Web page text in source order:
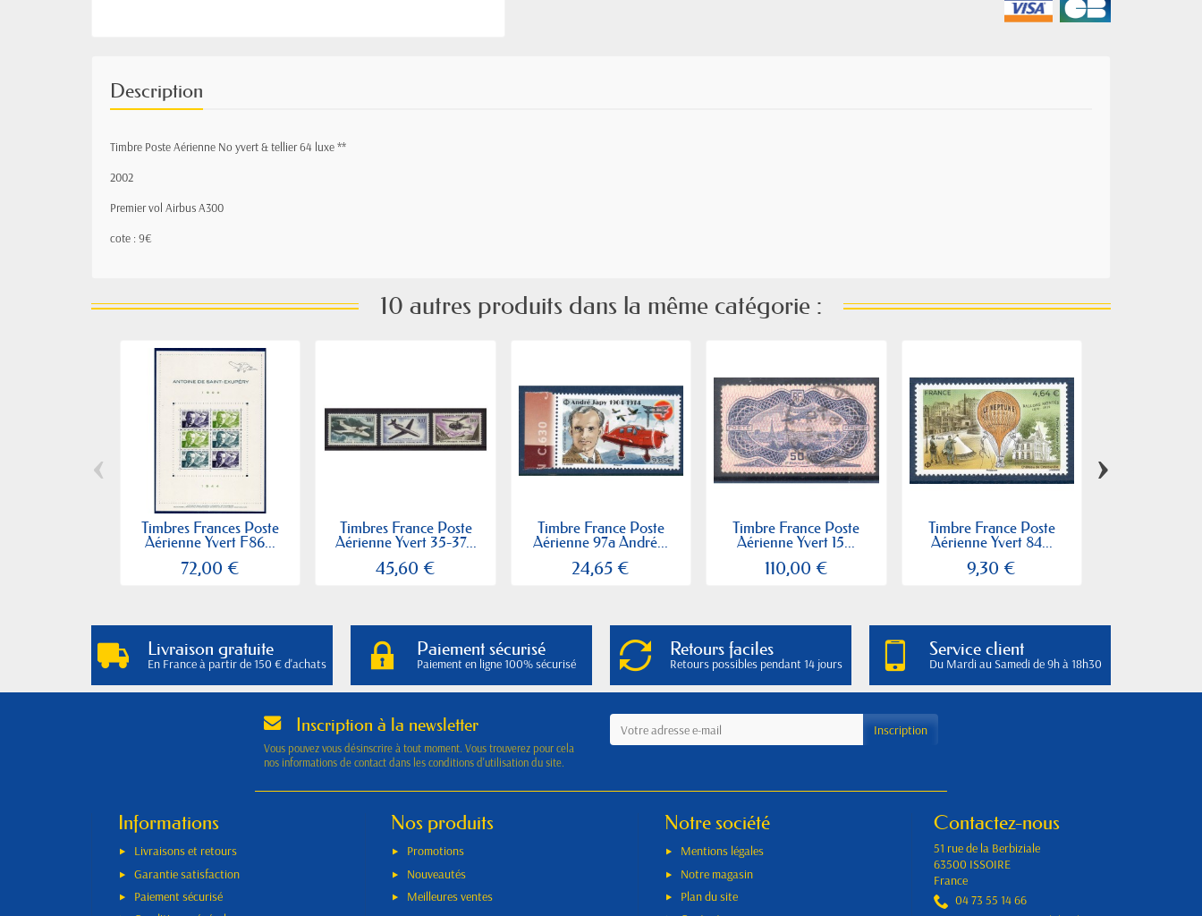
Description
Timbre Poste Aérienne No yvert & tellier 64 luxe **
2002
Premier vol Airbus A300
cote : 9€
10 autres produits dans la même catégorie :
Timbres Frances Poste
Aérienne Yvert F86...
72,00 €
Timbres France Poste
Aérienne Yvert 35-37...
45,60 €
Timbre France Poste
Aérienne 97a André...
24,65 €
Timbre France Poste
Aérienne Yvert 15...
110,00 €
Timbre France Poste
Aérienne Yvert 84...
9,30 €
‹ ›
Livraison gratuite
En France à partir de 150 € d'achats
Paiement sécurisé
Paiement en ligne 100% sécurisé
Retours faciles
Retours possibles pendant 14 jours
Service client
Du Mardi au Samedi de 9h à 18h30
Inscription à la newsletter
Vous pouvez vous désinscrire à tout moment. Vous trouverez pour cela
nos informations de contact dans les conditions d'utilisation du site.
Informations
Livraisons et retours
Garantie satisfaction
Paiement sécurisé
Nos produits
Promotions
Nouveautés
Meilleures ventes
Notre société
Mentions légales
Notre magasin
Plan du site
Contactez-nous
51 rue de la Berbiziale
63500 ISSOIRE
France
04 73 55 14 66